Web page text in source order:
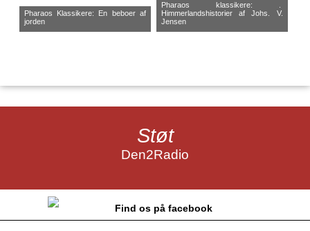
Pharaos Klassikere: En beboer af
jorden
Pharaos klassikere: .
Himmerlandshistorier af Johs. V.
Jensen
Støt
Den2Radio
Find os på facebook